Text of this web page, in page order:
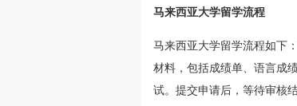
马来西亚大学留学流程
马来西亚大学留学流程如下
材料，包括成绩单、语言成
试。提交申请后，等待审核